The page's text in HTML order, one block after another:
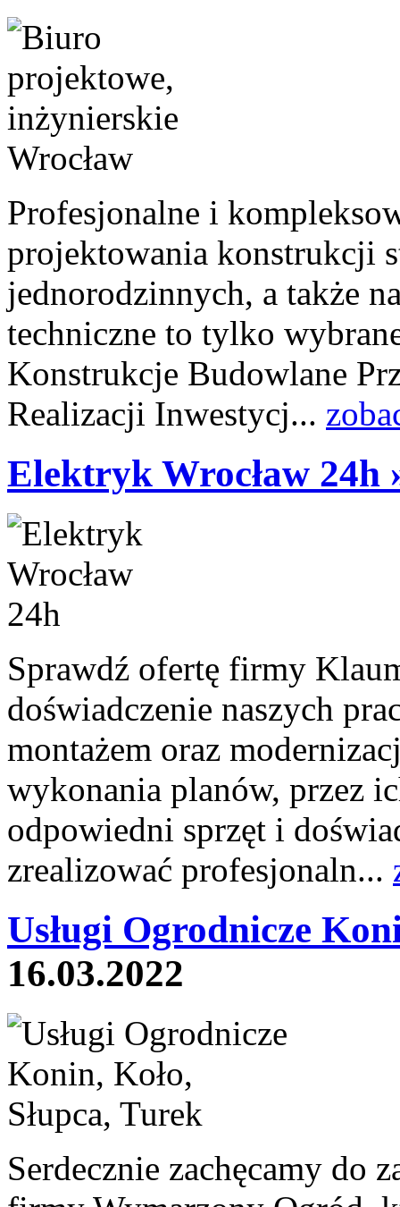
Profesjonalne i
projektowania konstrukcji
jednorodzinnych, a także
techniczne to tylko
Konstrukcje Budowlane
Realizacji Inwestycj...
Elektryk Wrocław 24h
Sprawdź ofertę firmy
doświadczenie naszych
montażem oraz
wykonania planów, przez
odpowiedni sprzęt i
zrealizować profesjonaln...
Usługi Ogrodnicze
16.03.2022
Serdecznie zachęcamy do